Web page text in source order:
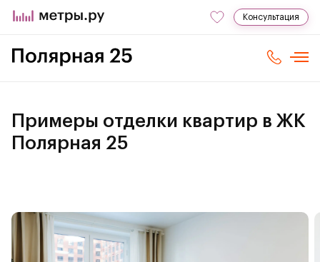
Консультация
Примеры отделки квартир в ЖК
Полярная 25